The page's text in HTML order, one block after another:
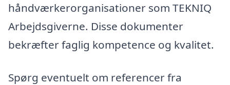
håndværkerorganisationer som TEKNIQ
Arbejdsgiverne. Disse dokumenter
bekræfter faglig kompetence og kvalitet.
Spørg eventuelt om referencer fra